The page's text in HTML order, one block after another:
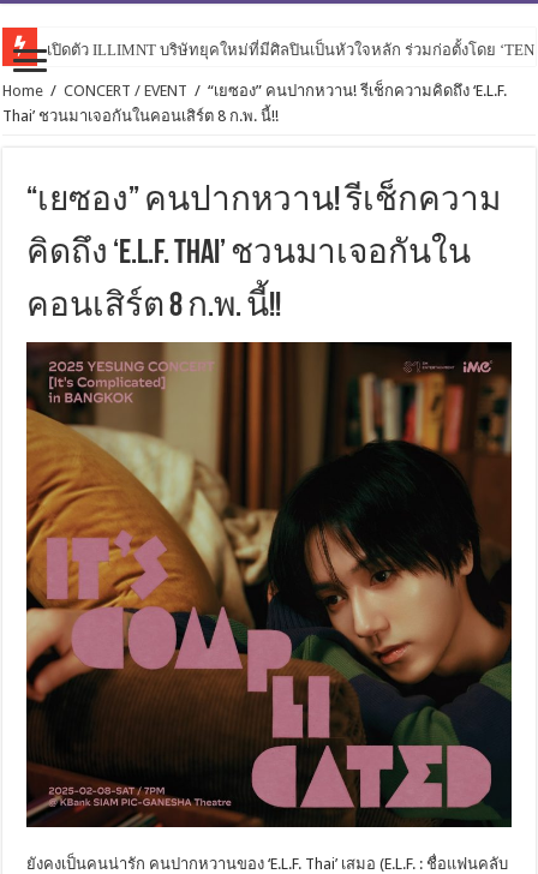
เปิดตัว ILLIMNT บริษัทยุคใหม่ที่มีศิลปินเป็นหัวใจหลัก ร่วมก่อตั้งโดย
Home / CONCERT / EVENT / “เยซอง” คนปากหวาน! รีเช็กความคิดถึง ‘E.L.F.
Thai’ ชวนมาเจอกันในคอนเสิร์ต 8 ก.พ. นี้!!
“เยซอง” คนปากหวาน! รีเช็กความ
คิดถึง ‘E.L.F. Thai’ ชวนมาเจอกันใน
คอนเสิร์ต 8 ก.พ. นี้!!
ยังคงเป็นคนน่ารัก คนปากหวานของ ‘E.L.F. Thai’ เสมอ (E.L.F. : ชื่อแฟนคลับ